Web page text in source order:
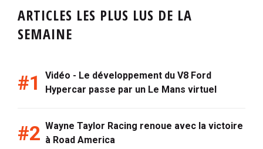
ARTICLES LES PLUS LUS DE LA
SEMAINE
Vidéo - Le développement du V8 Ford
Hypercar passe par un Le Mans virtuel
Wayne Taylor Racing renoue avec la victoire
à Road America